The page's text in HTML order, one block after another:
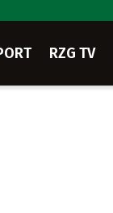
RZG TV